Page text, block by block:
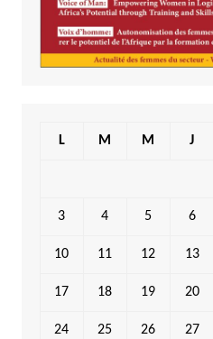
L M M J
3 4 5 6
10 11 12 13
17 18 19 20
24 25 26 27